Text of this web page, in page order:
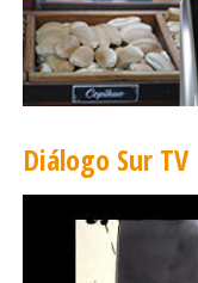
Diálogo Sur TV